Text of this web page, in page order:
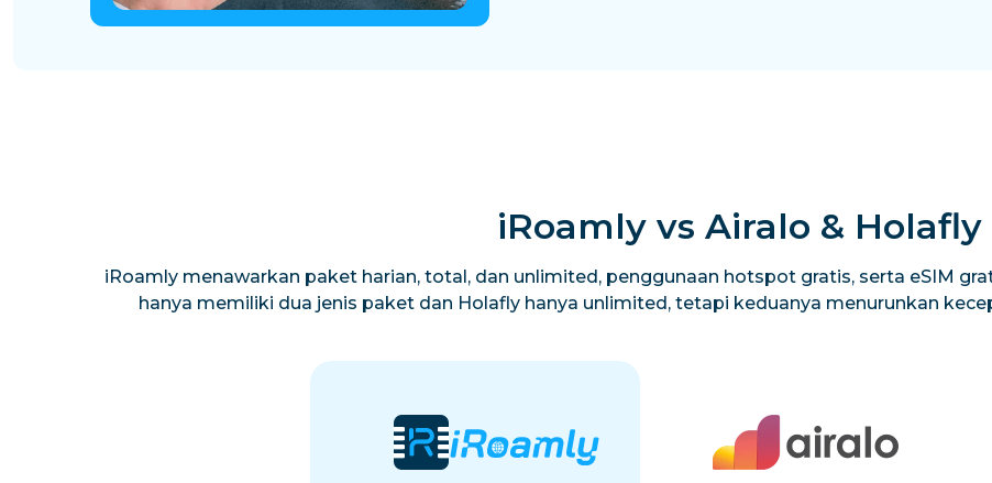
iRoamly vs Airalo & Holafly
iRoamly menawarkan paket harian, total, dan unlimited, penggunaan hotspot gratis, serta eSIM
hanya memiliki dua jenis paket dan Holafly hanya unlimited, tetapi keduanya menurunkan